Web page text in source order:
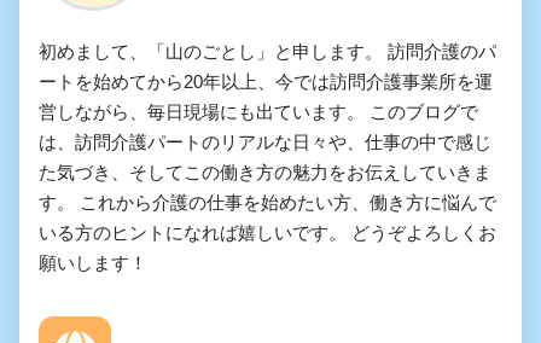
初めまして、「山のごとし」と申します。 訪問介護のパ
ートを始めてから20年以上、今では訪問介護事業所を運
営しながら、毎日現場にも出ています。 このブログで
は、訪問介護パートのリアルな日々や、仕事の中で感じ
た気づき、そしてこの働き方の魅力をお伝えしていきま
す。 これから介護の仕事を始めたい方、働き方に悩んで
いる方のヒントになれば嬉しいです。 どうぞよろしくお
願いします！